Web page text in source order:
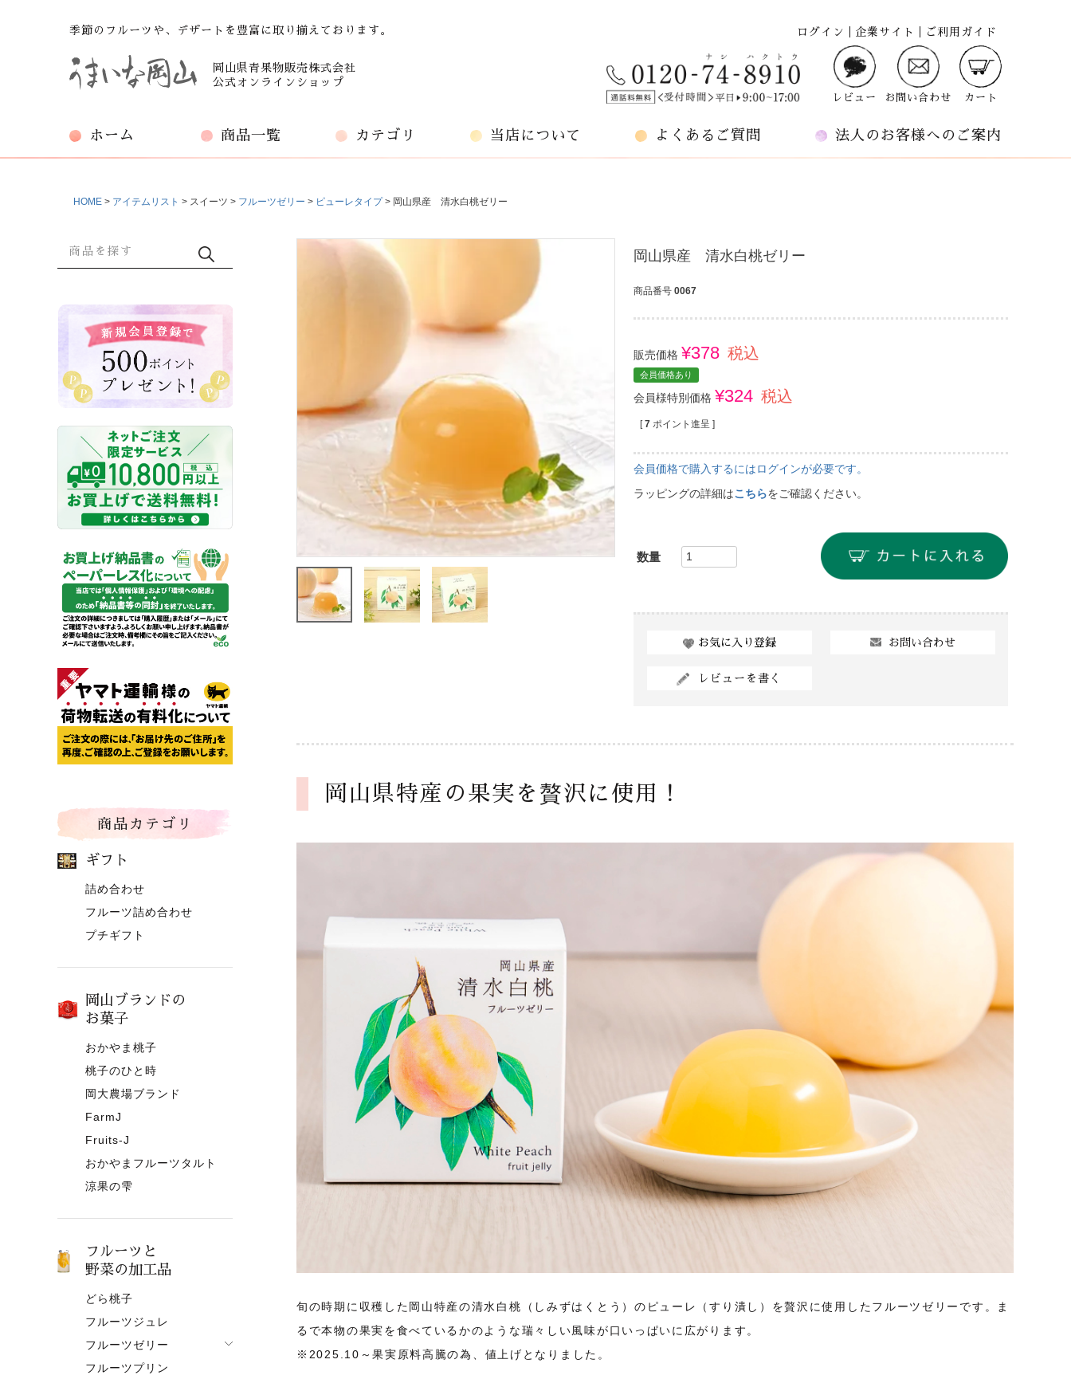
季節のフルーツや、デザートを豊富に取り揃えております。
岡山県青果物販売株式会社
公式オンラインショップ
ログイン 企業サイト ご利用ガイド
レビュー お問い合わせ カート
ホーム 商品一覧 カテゴリ 当店について よくあるご質問 法人のお客様へのご案内
HOME アイテムリスト スイーツ フルーツゼリー ピューレタイプ 岡山県産 清水白桃ゼリー
商品検索
商品カテゴリ
ギフト
詰め合わせ
フルーツ詰め合わせ
プチギフト
岡山ブランドの
お菓子
おかやま桃子
桃子のひと時
岡大農場ブランド
FarmJ
Fruits-J
おかやまフルーツタルト
涼果の雫
フルーツと
野菜の加工品
どら桃子
フルーツジュレ
フルーツゼリー
フルーツゼリー一覧
フルーツプリン
岡山県産 清水白桃ゼリー
商品番号 0067
販売価格 ¥378 税込
会員価格あり
会員様特別価格 ¥324 税込
[ 7 ポイント進呈 ]
会員価格で購入するにはログインが必要です。
ラッピングの詳細はこちらをご確認ください。
お気に入り登録 お問い合わせ
レビューを書く
岡山県特産の果実を贅沢に使用！
旬の時期に収穫した岡山特産の清水白桃（しみずはくとう）のピューレ（すり潰し）を贅沢に使用したフルーツゼリーです。ま
るで本物の果実を食べているかのような瑞々しい風味が口いっぱいに広がります。
※2025.10～果実原料高騰の為、値上げとなりました。